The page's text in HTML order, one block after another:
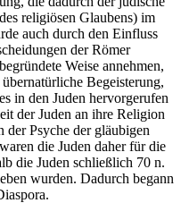
religiösen Glaubens) im
auch durch den Einfluss
der Römer
Weise annehmen,
Begeisterung,
in den Juden hervorgerufen
der Juden an ihre Religion
der Psyche der gläubigen
die Juden daher für die
die Juden schließlich 70 n.
wurden. Dadurch begann